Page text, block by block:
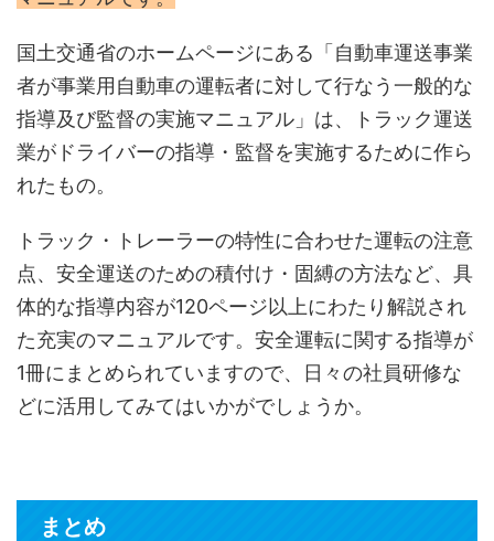
国土交通省のホームページにある「自動車運送事業
者が事業用自動車の運転者に対して行なう一般的な
指導及び監督の実施マニュアル」は、トラック運送
業がドライバーの指導・監督を実施するために作ら
れたもの。
トラック・トレーラーの特性に合わせた運転の注意
点、安全運送のための積付け・固縛の方法など、具
体的な指導内容が120ページ以上にわたり解説され
た充実のマニュアルです。安全運転に関する指導が
1冊にまとめられていますので、日々の社員研修な
どに活用してみてはいかがでしょうか。
まとめ